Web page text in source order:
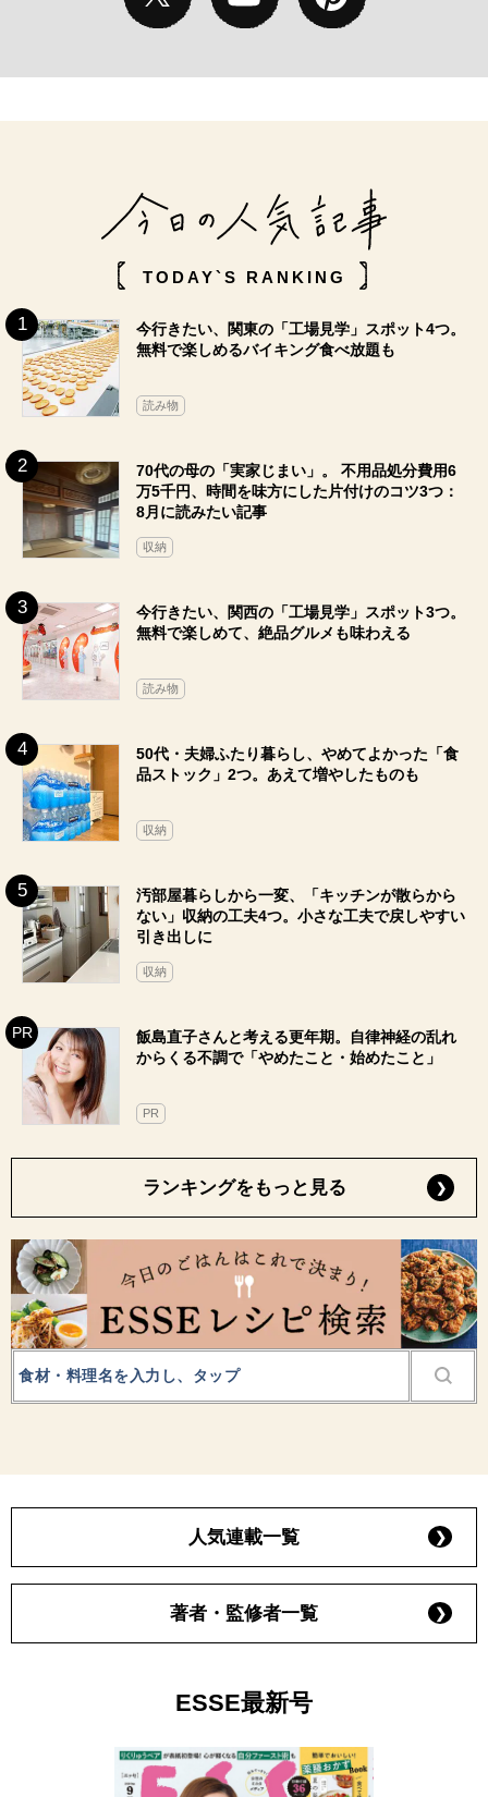
TODAY`S RANKING
今行きたい、関東の「工場見学」スポット4つ。
無料で楽しめるバイキング食べ放題も
読み物
70代の母の「実家じまい」。 不用品処分費用6
万5千円、時間を味方にした片付けのコツ3つ：
8月に読みたい記事
収納
今行きたい、関西の「工場見学」スポット3つ。
無料で楽しめて、絶品グルメも味わえる
読み物
50代・夫婦ふたり暮らし、やめてよかった「食
品ストック」2つ。あえて増やしたものも
収納
汚部屋暮らしから一変、「キッチンが散らから
ない」収納の工夫4つ。小さな工夫で戻しやすい
引き出しに
収納
飯島直子さんと考える更年期。自律神経の乱れ
からくる不調で「やめたこと・始めたこと」
PR
ランキングをもっと見る
人気連載一覧
著者・監修者一覧
ESSE最新号